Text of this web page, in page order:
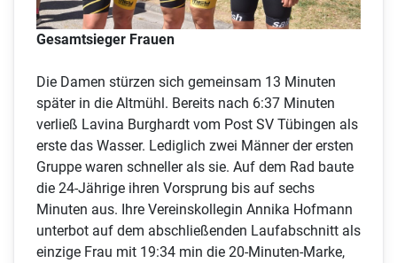
Gesamtsieger Frauen
Die Damen stürzen sich gemeinsam 13 Minuten
später in die Altmühl. Bereits nach 6:37 Minuten
verließ Lavina Burghardt vom Post SV Tübingen als
erste das Wasser. Lediglich zwei Männer der ersten
Gruppe waren schneller als sie. Auf dem Rad baute
die 24-Jährige ihren Vorsprung bis auf sechs
Minuten aus. Ihre Vereinskollegin Annika Hofmann
unterbot auf dem abschließenden Laufabschnitt als
einzige Frau mit 19:34 min die 20-Minuten-Marke,